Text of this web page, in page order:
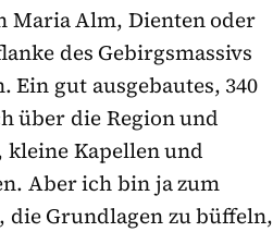
Maria Alm, Dienten oder
des Gebirgsmassivs
gut ausgebautes, 340
über die Region und
Kapellen und
Aber ich bin ja zum
Grundlagen zu büffeln,